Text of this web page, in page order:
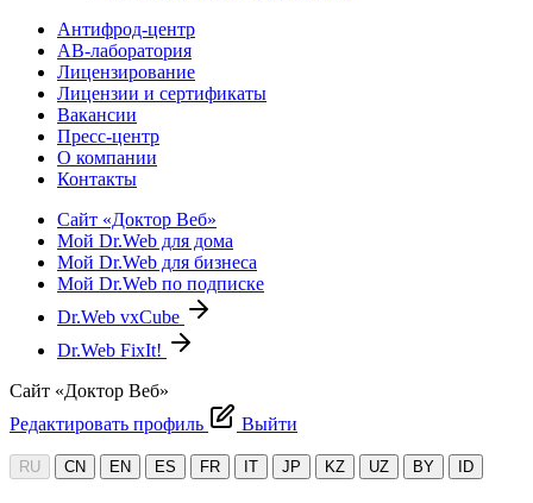
Антифрод-центр
АВ-лаборатория
Лицензирование
Лицензии и сертификаты
Вакансии
Пресс-центр
О компании
Контакты
Сайт «Доктор Веб»
Мой Dr.Web для дома
Мой Dr.Web для бизнеса
Мой Dr.Web по подписке
Dr.Web vxCube
Dr.Web FixIt!
Сайт «Доктор Веб»
Редактировать профиль
Выйти
RU CN EN ES FR IT JP KZ UZ BY ID